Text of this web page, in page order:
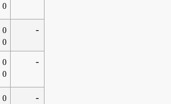
0
0
0
-
0
0
-
0
-